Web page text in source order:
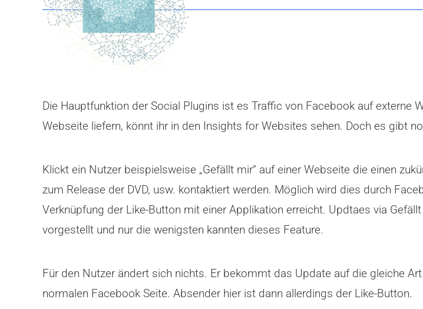
Die Hauptfunktion der Social Plugins ist es Traffic von Facebook auf externe
Webseite liefern, könnt ihr in den Insights for Websites sehen. Doch es gibt
Klickt ein Nutzer beispielsweise „Gefällt mir“ auf einer Webseite die einen
zum Release der DVD, usw. kontaktiert werden. Möglich wird dies durch
Verknüpfung der Like-Button mit einer Applikation erreicht. Updtaes via
vorgestellt und nur die wenigsten kannten dieses Feature.
Für den Nutzer ändert sich nichts. Er bekommt das Update auf die gleiche
normalen Facebook Seite. Absender hier ist dann allerdings der Like-Button.